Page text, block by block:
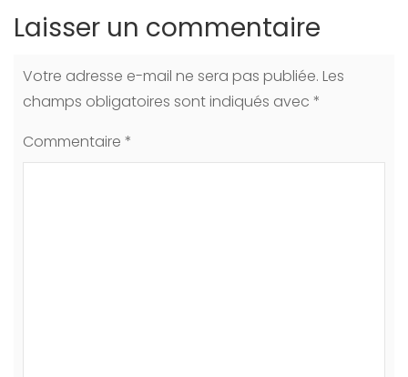
Laisser un commentaire
Votre adresse e-mail ne sera pas publiée. Les
champs obligatoires sont indiqués avec *
Commentaire *